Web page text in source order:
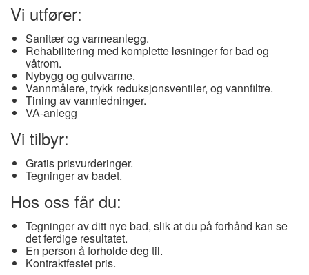
Vi utfører:
Sanitær og varmeanlegg.
Rehabilitering med komplette løsninger for bad og
våtrom.
Nybygg og gulvvarme.
Vannmålere, trykk reduksjonsventiler, og vannfiltre.
Tining av vannledninger.
VA-anlegg
Vi tilbyr:
Gratis prisvurderinger.
Tegninger av badet.
Hos oss får du:
Tegninger av ditt nye bad, slik at du på forhånd kan se
det ferdige resultatet.
En person å forholde deg til.
Kontraktfestet pris.